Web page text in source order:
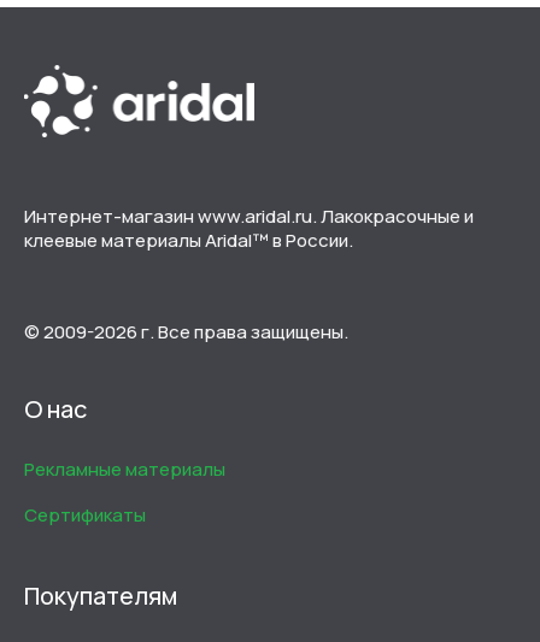
Интернет-магазин www.aridal.ru. Лакокрасочные и
клеевые материалы Aridal™ в России.
© 2009-2026 г. Все права защищены.
О нас
Рекламные материалы
Сертификаты
Покупателям